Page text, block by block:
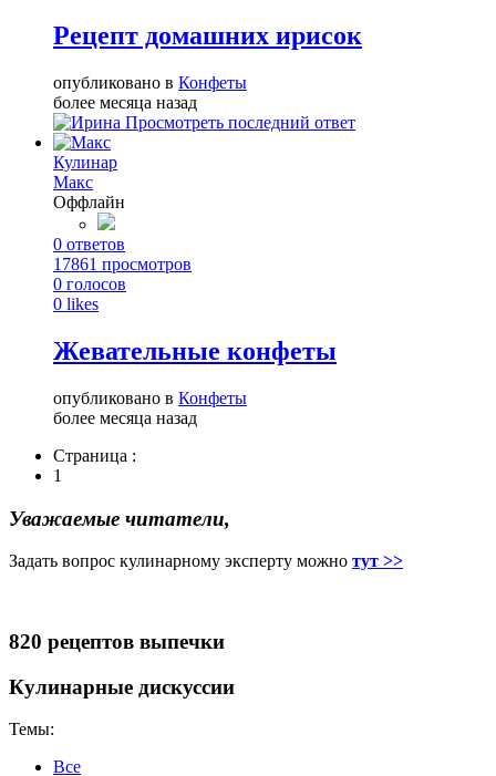
Рецепт домашних ирисок
опубликовано в Конфеты
более месяца назад
Просмотреть последний ответ
Кулинар
Макс
Оффлайн
0 ответов
17861 просмотров
0 голосов
0 likes
Жевательные конфеты
опубликовано в Конфеты
более месяца назад
Страница :
1
Уважаемые читатели,
Задать вопрос кулинарному эксперту можно тут >>
820 рецептов выпечки
Кулинарные дискуссии
Темы:
Все